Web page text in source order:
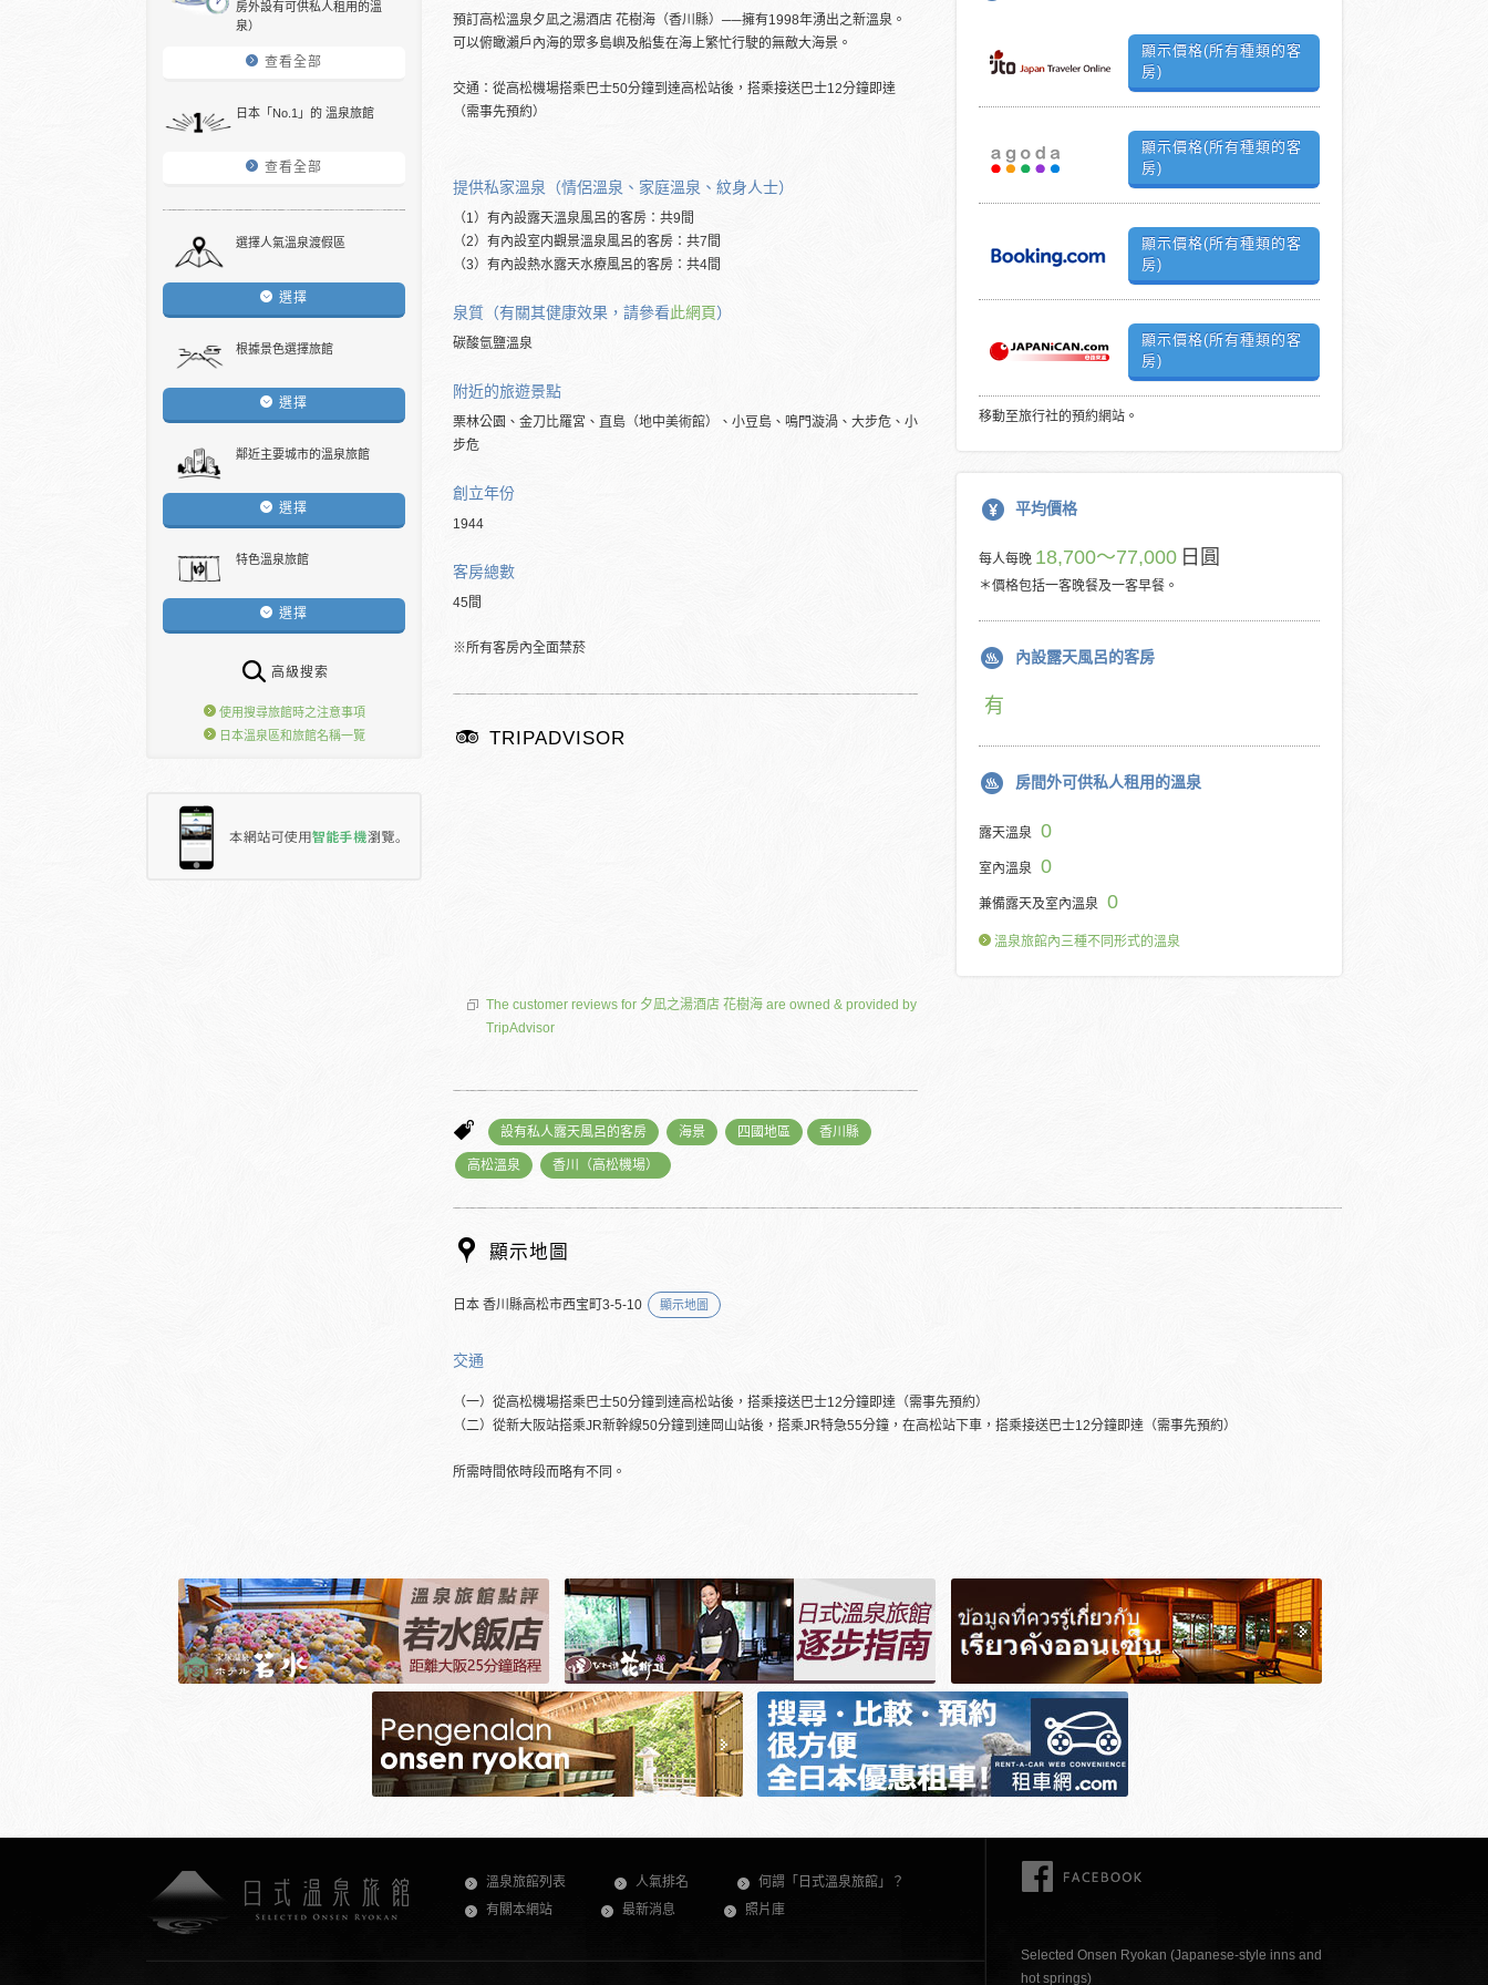
房外設有可供私人租用的溫
泉）
查看全部
日本「No.1」的 溫泉旅館
查看全部
選擇人氣溫泉渡假區
選擇
根據景色選擇旅館
選擇
鄰近主要城市的溫泉旅館
選擇
特色溫泉旅館
選擇
高級搜索
使用搜尋旅館時之注意事項
日本溫泉區和旅館名稱一覽
預訂高松溫泉夕凪之湯酒店 花樹海（香川縣）──擁有1998年湧出之新溫泉。
可以俯瞰瀨戶內海的眾多島嶼及船隻在海上繁忙行駛的無敵大海景。
交通：從高松機場搭乘巴士50分鐘到達高松站後，搭乘接送巴士12分鐘即達
（需事先預約）
提供私家溫泉（情侶溫泉、家庭溫泉、紋身人士）
（1）有內設露天溫泉風呂的客房：共9間
（2）有內設室内觀景溫泉風呂的客房：共7間
（3）有內設熱水露天水療風呂的客房：共4間
泉質（有關其健康效果，請參看此網頁）
碳酸氫鹽溫泉
附近的旅遊景點
栗林公園、金刀比羅宮、直島（地中美術館）、小豆島、鳴門漩渦、大步危、小
步危
創立年份
1944
客房總數
45間
※所有客房內全面禁菸
TRIPADVISOR
The customer reviews for 夕凪之湯酒店 花樹海 are owned & provided by
TripAdvisor
設有私人露天風呂的客房 海景 四國地區 香川縣
高松溫泉 香川（高松機場）
顯示價格(所有種類的客
房)
顯示價格(所有種類的客
房)
顯示價格(所有種類的客
房)
顯示價格(所有種類的客
房)
移動至旅行社的預約網站。
平均價格
每人每晚 18,700～77,000 日圓
＊價格包括一客晚餐及一客早餐。
內設露天風呂的客房
有
房間外可供私人租用的溫泉
露天溫泉 0
室內溫泉 0
兼備露天及室內溫泉 0
溫泉旅館內三種不同形式的溫泉
顯示地圖
日本 香川縣高松市西宝町3-5-10 顯示地圖
交通
（一）從高松機場搭乘巴士50分鐘到達高松站後，搭乘接送巴士12分鐘即達（需事先預約）
（二）從新大阪站搭乘JR新幹線50分鐘到達岡山站後，搭乘JR特急55分鐘，在高松站下車，搭乘接送巴士12分鐘即達（需事先預約）
所需時間依時段而略有不同。
Selected Onsen Ryokan (Japanese-style inns and
hot springs)
溫泉旅館列表 人氣排名
何謂「日式溫泉旅館」？
有關本網站
最新消息 照片庫